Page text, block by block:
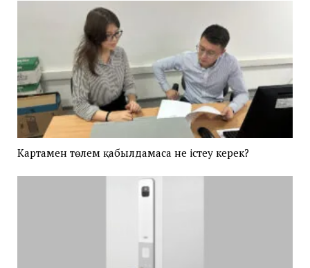
Картамен төлем қабылдамаса не істеу керек?